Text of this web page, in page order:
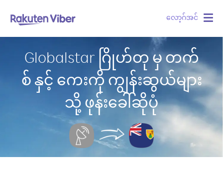
လော့ဂ်အင်
Globalstar ဂြိုဟ်တု မှ တက်
စ် နှင့် ကေးကို ကျွန်းဆွယ်များ
သို့ ဖုန်းခေါ်ဆိုပုံ